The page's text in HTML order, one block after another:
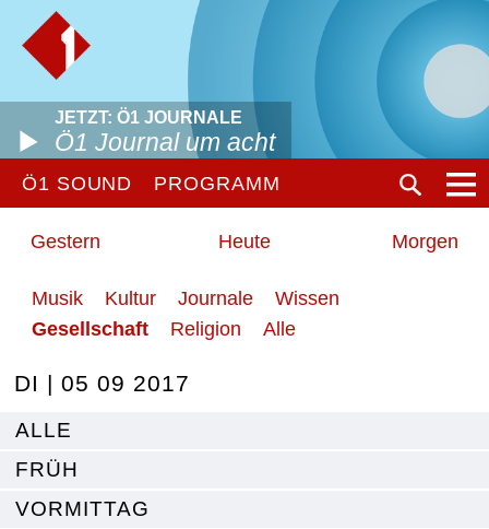
JETZT: Ö1 JOURNALE
Ö1 Journal um acht
Ö1 SOUND PROGRAMM
Gestern Heute Morgen
Musik Kultur Journale
Wissen
Gesellschaft
Religion Alle
DI | 05 09 2017
ALLE
FRÜH
VORMITTAG